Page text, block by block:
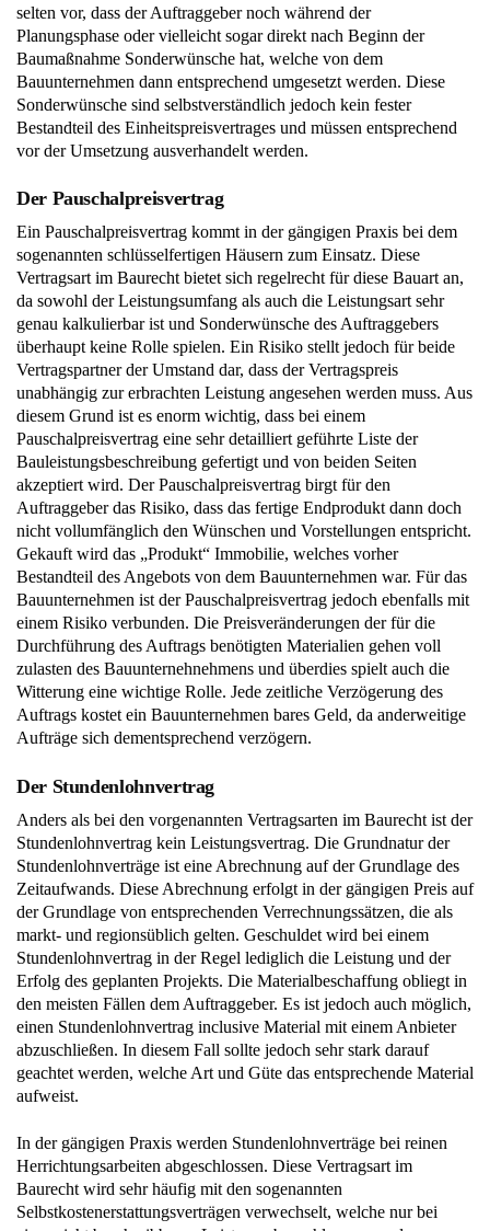
selten vor, dass der Auftraggeber noch während der
Planungsphase oder vielleicht sogar direkt nach Beginn der
Baumaßnahme Sonderwünsche hat, welche von dem
Bauunternehmen dann entsprechend umgesetzt werden. Diese
Sonderwünsche sind selbstverständlich jedoch kein fester
Bestandteil des Einheitspreisvertrages und müssen entsprechend
vor der Umsetzung ausverhandelt werden.
Der Pauschalpreisvertrag
Ein Pauschalpreisvertrag kommt in der gängigen Praxis bei dem
sogenannten schlüsselfertigen Häusern zum Einsatz. Diese
Vertragsart im Baurecht bietet sich regelrecht für diese Bauart an,
da sowohl der Leistungsumfang als auch die Leistungsart sehr
genau kalkulierbar ist und Sonderwünsche des Auftraggebers
überhaupt keine Rolle spielen. Ein Risiko stellt jedoch für beide
Vertragspartner der Umstand dar, dass der Vertragspreis
unabhängig zur erbrachten Leistung angesehen werden muss. Aus
diesem Grund ist es enorm wichtig, dass bei einem
Pauschalpreisvertrag eine sehr detailliert geführte Liste der
Bauleistungsbeschreibung gefertigt und von beiden Seiten
akzeptiert wird. Der Pauschalpreisvertrag birgt für den
Auftraggeber das Risiko, dass das fertige Endprodukt dann doch
nicht vollumfänglich den Wünschen und Vorstellungen entspricht.
Gekauft wird das „Produkt“ Immobilie, welches vorher
Bestandteil des Angebots von dem Bauunternehmen war. Für das
Bauunternehmen ist der Pauschalpreisvertrag jedoch ebenfalls mit
einem Risiko verbunden. Die Preisveränderungen der für die
Durchführung des Auftrags benötigten Materialien gehen voll
zulasten des Bauunternehnehmens und überdies spielt auch die
Witterung eine wichtige Rolle. Jede zeitliche Verzögerung des
Auftrags kostet ein Bauunternehmen bares Geld, da anderweitige
Aufträge sich dementsprechend verzögern.
Der Stundenlohnvertrag
Anders als bei den vorgenannten Vertragsarten im Baurecht ist der
Stundenlohnvertrag kein Leistungsvertrag. Die Grundnatur der
Stundenlohnverträge ist eine Abrechnung auf der Grundlage des
Zeitaufwands. Diese Abrechnung erfolgt in der gängigen Preis auf
der Grundlage von entsprechenden Verrechnungssätzen, die als
markt- und regionsüblich gelten. Geschuldet wird bei einem
Stundenlohnvertrag in der Regel lediglich die Leistung und der
Erfolg des geplanten Projekts. Die Materialbeschaffung obliegt in
den meisten Fällen dem Auftraggeber. Es ist jedoch auch möglich,
einen Stundenlohnvertrag inclusive Material mit einem Anbieter
abzuschließen. In diesem Fall sollte jedoch sehr stark darauf
geachtet werden, welche Art und Güte das entsprechende Material
aufweist.
In der gängigen Praxis werden Stundenlohnverträge bei reinen
Herrichtungsarbeiten abgeschlossen. Diese Vertragsart im
Baurecht wird sehr häufig mit den sogenannten
Selbstkostenerstattungsverträgen verwechselt, welche nur bei